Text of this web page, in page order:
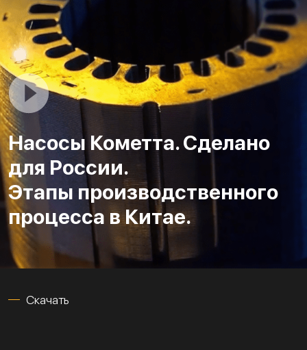
Насосы Кометта. Сделано
для России.
Этапы производственного
процесса в Китае.
Скачать